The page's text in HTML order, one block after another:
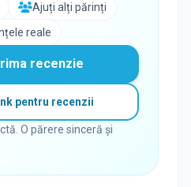
Ajuți alți părinți
reale
recenzie
pentru recenzii
O părere sinceră și